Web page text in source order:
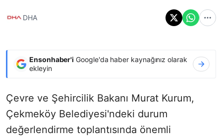
DHA
Ensonhaber'i Google'da haber kaynağınız olarak
ekleyin
Çevre ve Şehircilik Bakanı Murat Kurum,
Çekmeköy Belediyesi'ndeki durum
değerlendirme toplantısında önemli